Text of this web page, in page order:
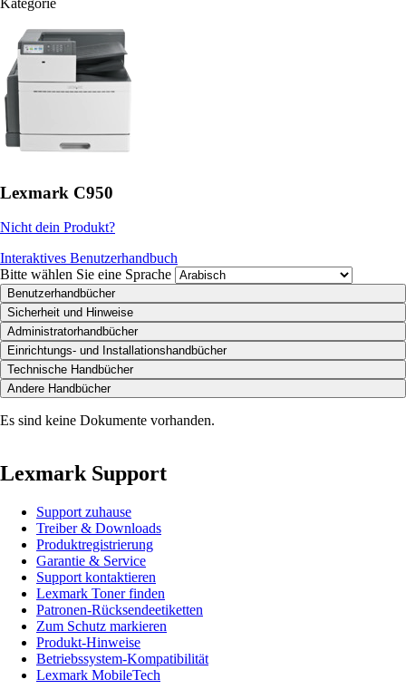
Lexmark C950
Nicht dein Produkt?
Interaktives Benutzerhandbuch
Bitte wählen Sie eine Sprache
Benutzerhandbücher
Sicherheit und Hinweise
Administratorhandbücher
Einrichtungs- und Installationshandbücher
Technische Handbücher
Andere Handbücher
Es sind keine Dokumente vorhanden.
Lexmark Support
Support zuhause
Treiber & Downloads
Produktregistrierung
Garantie & Service
Support kontaktieren
Lexmark Toner finden
Patronen-Rücksendeetiketten
Zum Schutz markieren
Produkt-Hinweise
Betriebssystem-Kompatibilität
Lexmark MobileTech